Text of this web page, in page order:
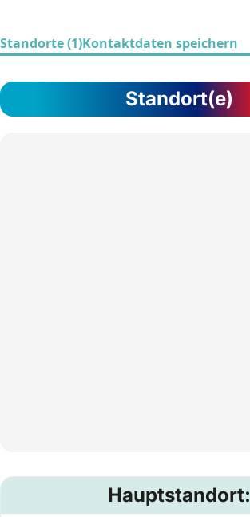
Standorte (1)Kontaktdaten speichern
Standort(e)
Hauptstandort: